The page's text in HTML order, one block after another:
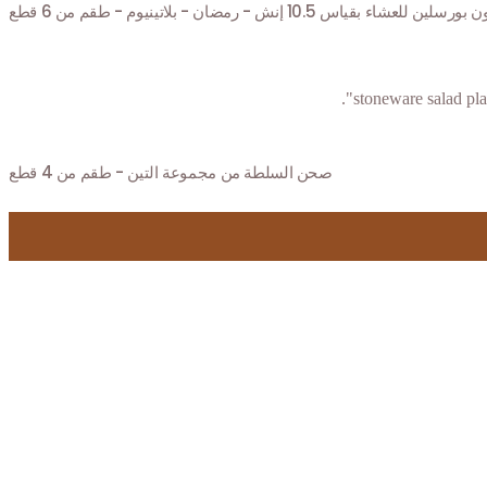
للعشاء بقياس 10.5 إنش - رمضان - بلاتينيوم - طقم من 6 قطع
صحن السلطة من مجموعة التين - طقم من 4 قطع